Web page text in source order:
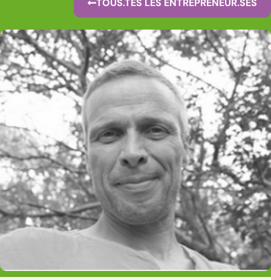
TOUS.TES LES ENTREPRENEUR.SES